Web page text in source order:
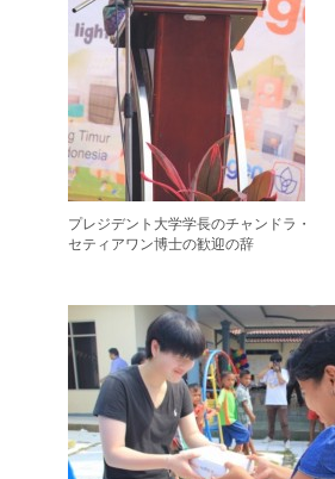
プレジデント大学学長のチャンドラ・
セティアワン博士の歓迎の辞